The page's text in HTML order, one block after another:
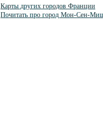
Карты других городов Франции
Почитать про город Мон-Сен-